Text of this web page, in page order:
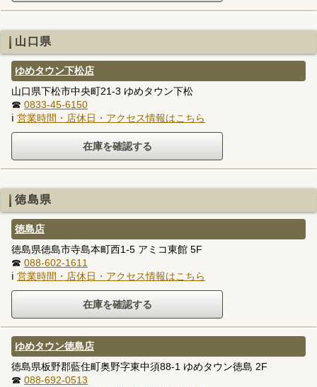
山口県
ゆめタウン下松店
山口県下松市中央町21-3 ゆめタウン下松
☎ 0833-45-6150
ℹ 営業時間・店休日・アクセス情報はこちら
徳島県
徳島店
徳島県徳島市寺島本町西1-5 アミコ東館 5F
☎ 088-602-1611
ℹ 営業時間・店休日・アクセス情報はこちら
ゆめタウン徳島店
徳島県板野郡藍住町奥野字東中須88-1 ゆめタウン徳島 2F
☎ 088-692-0513